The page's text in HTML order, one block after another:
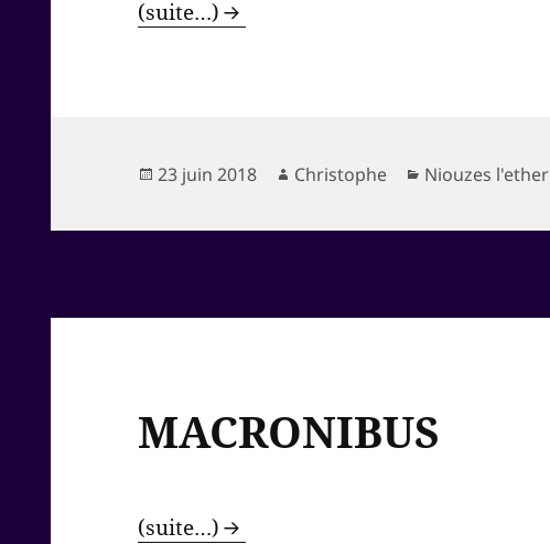
(suite…)
Publié
23 juin 2018 Auteur
Christophe Catégories
Niouzes l'ether
MACRONIBUS
(suite…)